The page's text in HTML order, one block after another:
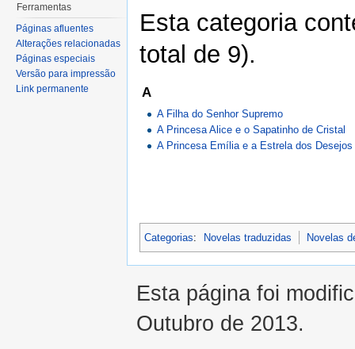
Esta categoria
total de 9).
A
A Filha do Senhor Supremo
A Princesa Alice e o Sapatinho de Cristal
A Princesa Emília e a Estrela dos Desejos
Categorias: Novelas traduzidas Novelas
Ferramentas
Páginas afluentes
Alterações relacionadas
Páginas especiais
Versão para impressão
Link permanente
Esta página foi
Outubro de 2013.